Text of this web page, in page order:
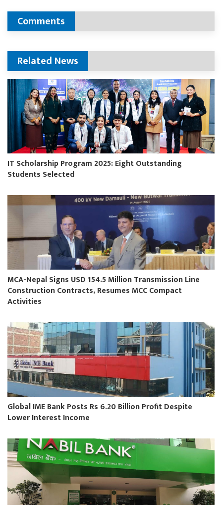
Comments
Related News
IT Scholarship Program 2025: Eight Outstanding
Students Selected
MCA-Nepal Signs USD 154.5 Million Transmission Line
Construction Contracts, Resumes MCC Compact
Activities
Global IME Bank Posts Rs 6.20 Billion Profit Despite
Lower Interest Income